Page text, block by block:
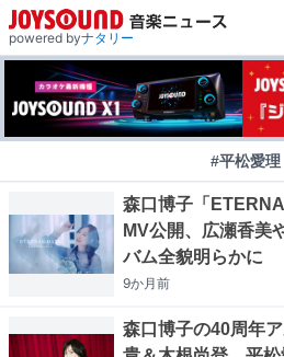
powered byナタリー
#平松愛理
森口博子「
MV公開、広瀬香美
バム全貌明らかに
9か月前
森口博子の40周年